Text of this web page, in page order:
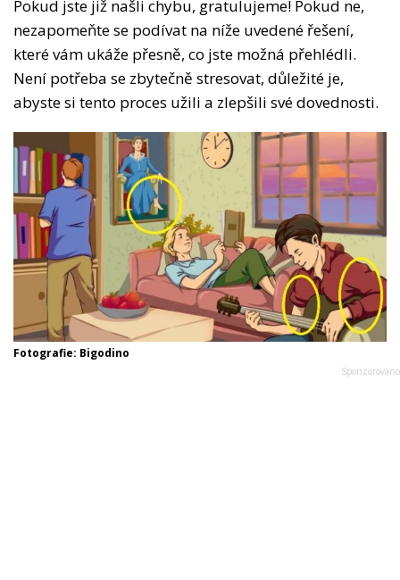
Pokud jste již našli chybu, gratulujeme! Pokud ne,
nezapomeňte se podívat na níže uvedené řešení,
které vám ukáže přesně, co jste možná přehlédli.
Není potřeba se zbytečně stresovat, důležité je,
abyste si tento proces užili a zlepšili své dovednosti.
Fotografie: Bigodino